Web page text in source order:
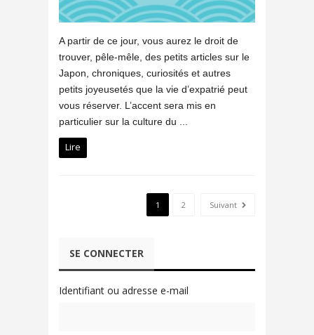
A partir de ce jour, vous aurez le droit de
trouver, pêle-mêle, des petits articles sur le
Japon, chroniques, curiosités et autres
petits joyeusetés que la vie d’expatrié peut
vous réserver. L’accent sera mis en
particulier sur la culture du ...
Lire
1 2 Suivant
SE CONNECTER
Identifiant ou adresse e-mail